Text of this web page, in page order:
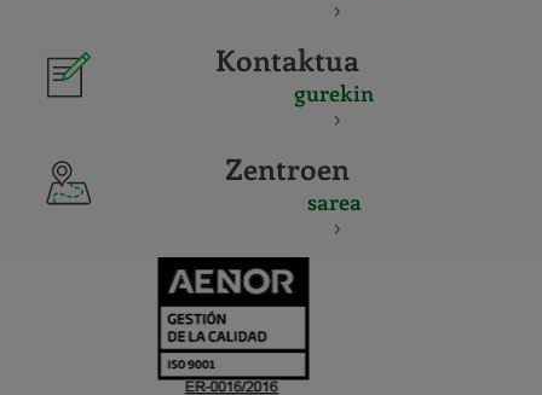
Kontaktua
gurekin
Zentroen
sarea